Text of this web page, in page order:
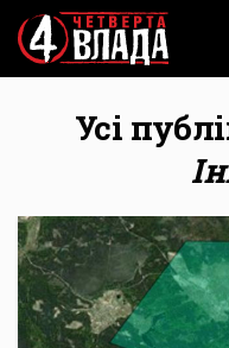
Перейти
до
основного
вмісту
Усі